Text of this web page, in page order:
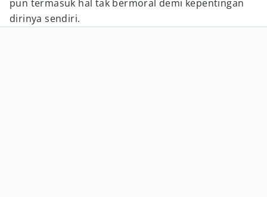
pun termasuk hal tak bermoral demi kepentingan
dirinya sendiri.